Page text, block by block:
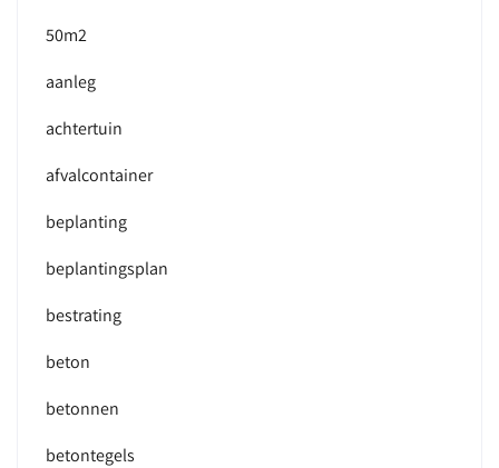
50m2
aanleg
achtertuin
afvalcontainer
beplanting
beplantingsplan
bestrating
beton
betonnen
betontegels